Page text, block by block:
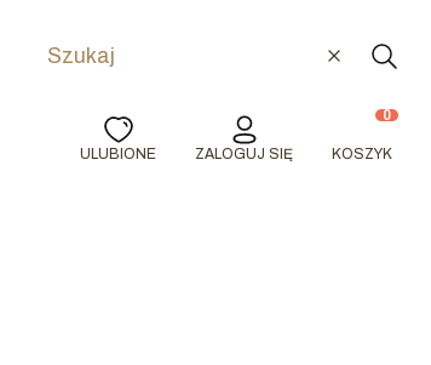
Wyczyść
ULUBIONE ZALOGUJ SIĘ
Produkty
KOSZYK